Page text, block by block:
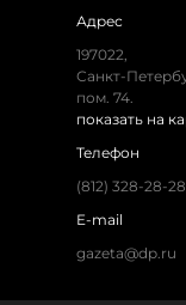
Адрес
197022,
Санкт-
пом. 74.
показать на
Телефон
(812) 328-28-28
E-mail
gazeta@dp.ru